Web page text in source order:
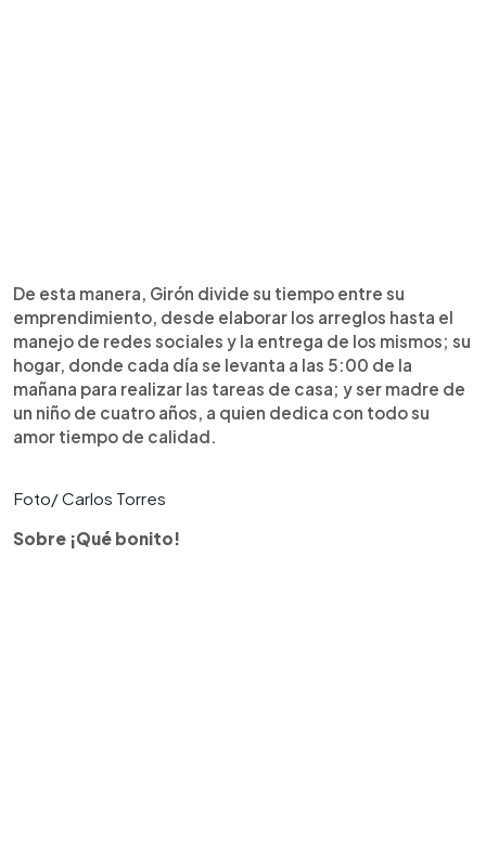
De esta manera, Girón divide su tiempo entre su
emprendimiento, desde elaborar los arreglos hasta el
manejo de redes sociales y la entrega de los mismos; su
hogar, donde cada día se levanta a las 5:00 de la
mañana para realizar las tareas de casa; y ser madre de
un niño de cuatro años, a quien dedica con todo su
amor tiempo de calidad.
Foto/ Carlos Torres
Sobre ¡Qué bonito!